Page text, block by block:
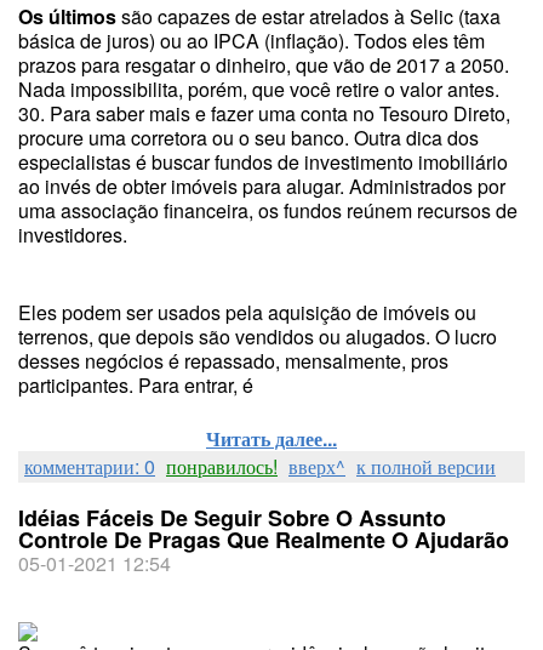
Os últimossão capazes de estar atrelados à Selic (taxa
básica de juros) ou ao IPCA (inflação). Todos eles têm
prazos para resgatar o dinheiro, que vão de 2017 a 2050.
Nada impossibilita, porém, que você retire o valor antes.
30. Para saber mais e fazer uma conta no Tesouro Direto,
procure uma corretora ou o seu banco. Outra dica dos
especialistas é buscar fundos de investimento imobiliário
ao invés de obter imóveis para alugar. Administrados por
uma associação financeira, os fundos reúnem recursos de
investidores.
Eles podem ser usados pela aquisição de imóveis ou
terrenos, que depois são vendidos ou alugados. O lucro
desses negócios é repassado, mensalmente, pros
participantes. Para entrar, é
Читать далее...
комментарии: 0 понравилось! вверх^ к полной версии
Idéias Fáceis De Seguir Sobre O Assunto
Controle De Pragas Que Realmente O Ajudarão
05-01-2021 12:54